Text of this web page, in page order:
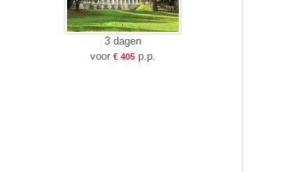
3 dagen
voor€ 405 p.p.